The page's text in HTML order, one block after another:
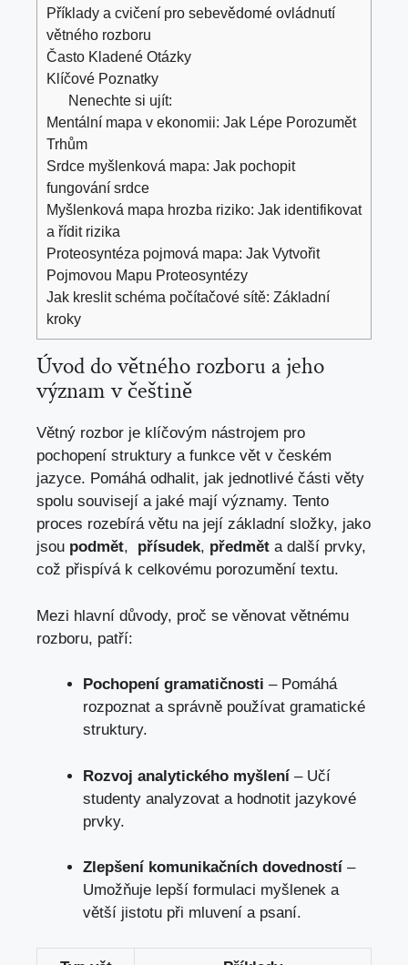
Příklady a cvičení pro sebevědomé ovládnutí
větného rozboru
Často Kladené Otázky
Klíčové Poznatky
Nenechte si ujít:
Mentální mapa v ekonomii: Jak Lépe Porozumět
Trhům
Srdce myšlenková mapa: Jak pochopit
fungování srdce
Myšlenková mapa hrozba riziko: Jak identifikovat
a řídit rizika
Proteosyntéza pojmová mapa: Jak Vytvořit
Pojmovou Mapu Proteosyntézy
Jak kreslit schéma počítačové sítě: Základní
kroky
Úvod do větného rozboru a jeho
význam v češtině
Větný rozbor je klíčovým nástrojem pro
pochopení struktury a funkce vět v českém
jazyce. Pomáhá odhalit, jak jednotlivé části věty​
spolu souvisejí a‍ jaké mají významy. Tento
proces rozebírá větu na její základní složky, jako
jsou podmět, ‌ přísudek, předmět a další prvky,
což přispívá k celkovému porozumění textu.
Mezi hlavní důvody, proč se ​věnovat větnému
rozboru, patří:
Pochopení gramatičnosti – Pomáhá
rozpoznat‍ a správně používat ⁤gramatické
‍struktury.
Rozvoj analytického myšlení – Učí
studenty analyzovat a ⁣hodnotit jazykové
prvky.
Zlepšení komunikačních dovedností –
Umožňuje ​lepší formulaci myšlenek a
větší jistotu při mluvení a psaní.